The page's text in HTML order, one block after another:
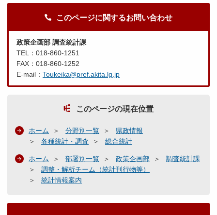
このページに関するお問い合わせ
政策企画部 調査統計課
TEL：018-860-1251
FAX：018-860-1252
E-mail： Toukeika@pref.akita.lg.jp
このページの現在位置
ホーム 分野別一覧
県政情報
各種統計・調査
総合統計
ホーム 部署別一覧 政策企画部
調査統計課
調整・解析チーム（統計刊行物等）
統計情報案内